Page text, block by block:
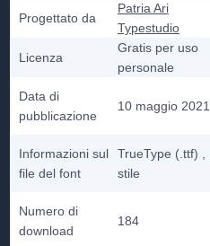
Progettato da
Patria Ari
Typestudio
Licenza
Gratis per uso
personale
Data di
pubblicazione
10 maggio 2021
Informazioni sul
file del font
TrueType (.ttf)
stile
Numero di
download
184